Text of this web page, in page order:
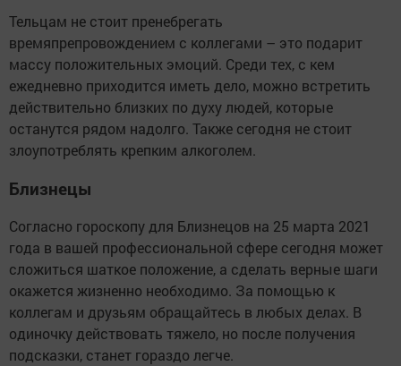
Тельцам не стоит пренебрегать
времяпрепровождением с коллегами – это подарит
массу положительных эмоций. Среди тех, с кем
ежедневно приходится иметь дело, можно встретить
действительно близких по духу людей, которые
останутся рядом надолго. Также сегодня не стоит
злоупотреблять крепким алкоголем.
Близнецы
Согласно гороскопу для Близнецов на 25 марта 2021
года в вашей профессиональной сфере сегодня может
сложиться шаткое положение, а сделать верные шаги
окажется жизненно необходимо. За помощью к
коллегам и друзьям обращайтесь в любых делах. В
одиночку действовать тяжело, но после получения
подсказки, станет гораздо легче.